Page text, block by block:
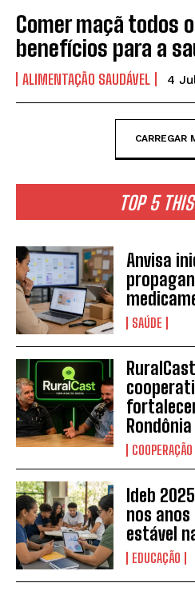
Comer maçã todos
benefícios para a
ALIMENTAÇÃO SAUDÁVEL 4
CARREGAR
TOP 5
Anvisa
SAÚDE
Rondônia
Ideb
nos
estável
EDUCAÇÃO